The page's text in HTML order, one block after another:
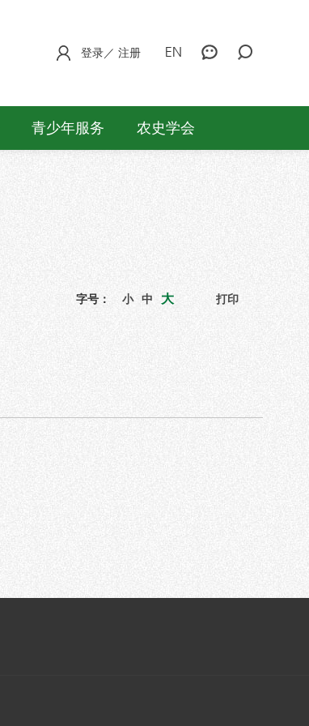
登录／ 注册 EN
青少年服务 农史学会
打印
字号： 小 中 大